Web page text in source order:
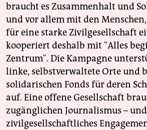
braucht es Zusammenhalt und
und vor allem mit den
für eine starke Zivilgesellschaft
kooperiert deshalb mit "Alles
Zentrum". Die Kampagne
linke, selbstverwaltete Orte und
solidarischen Fonds für deren
auf. Eine offene Gesellschaft
zugänglichen Journalismus – und
zivilgesellschaftliches